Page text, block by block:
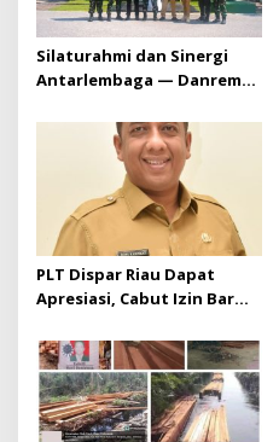
Silaturahmi dan Sinergi
Antarlembaga — Danrem
Kejaksaan Negeri Kuansing
PLT Dispar Riau Dapat
Apresiasi, Cabut Izin Bar
Pro-Rakyat